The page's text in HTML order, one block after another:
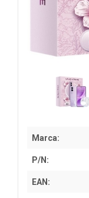
Marca:
P/N:
EAN: